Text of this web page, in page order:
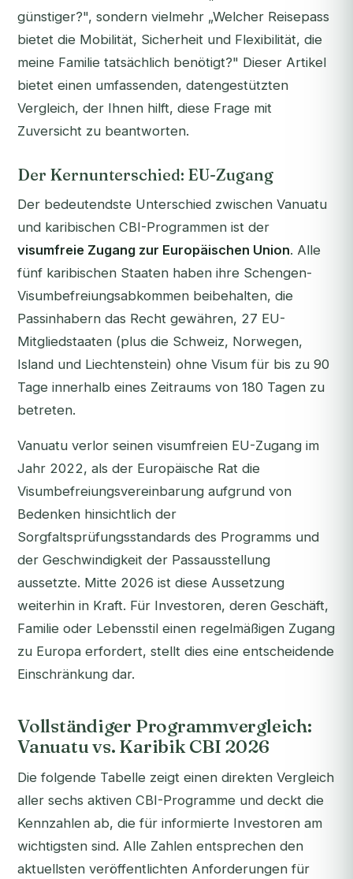
günstiger?", sondern vielmehr „Welcher Reisepass
bietet die Mobilität, Sicherheit und Flexibilität, die
meine Familie tatsächlich benötigt?" Dieser Artikel
bietet einen umfassenden, datengestützten
Vergleich, der Ihnen hilft, diese Frage mit
Zuversicht zu beantworten.
Der Kernunterschied: EU-Zugang
Der bedeutendste Unterschied zwischen Vanuatu
und karibischen CBI-Programmen ist der
visumfreie Zugang zur Europäischen Union. Alle
fünf karibischen Staaten haben ihre Schengen-
Visumbefreiungsabkommen beibehalten, die
Passinhabern das Recht gewähren, 27 EU-
Mitgliedstaaten (plus die Schweiz, Norwegen,
Island und Liechtenstein) ohne Visum für bis zu 90
Tage innerhalb eines Zeitraums von 180 Tagen zu
betreten.
Vanuatu verlor seinen visumfreien EU-Zugang im
Jahr 2022, als der Europäische Rat die
Visumbefreiungsvereinbarung aufgrund von
Bedenken hinsichtlich der
Sorgfaltsprüfungsstandards des Programms und
der Geschwindigkeit der Passausstellung
aussetzte. Mitte 2026 ist diese Aussetzung
weiterhin in Kraft. Für Investoren, deren Geschäft,
Familie oder Lebensstil einen regelmäßigen Zugang
zu Europa erfordert, stellt dies eine entscheidende
Einschränkung dar.
Vollständiger Programmvergleich:
Vanuatu vs. Karibik CBI 2026
Die folgende Tabelle zeigt einen direkten Vergleich
aller sechs aktiven CBI-Programme und deckt die
Kennzahlen ab, die für informierte Investoren am
wichtigsten sind. Alle Zahlen entsprechen den
aktuellsten veröffentlichten Anforderungen für